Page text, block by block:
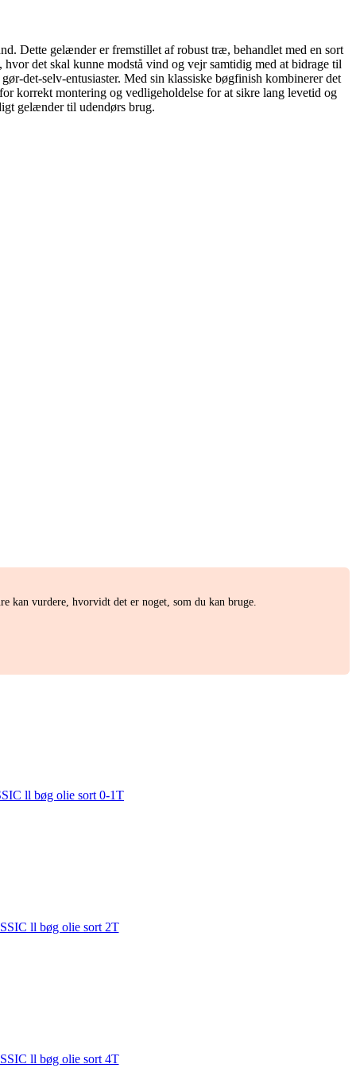
Dette gelænder er fremstillet af robust træ, behandlet med en sort
det skal kunne modstå vind og vejr samtidig med at bidrage til
det-selv-entusiaster. Med sin klassiske bøgfinish kombinerer det
korrekt montering og vedligeholdelse for at sikre lang levetid og
gelænder til udendørs brug.
kan vurdere, hvorvidt det er noget, som du kan bruge.